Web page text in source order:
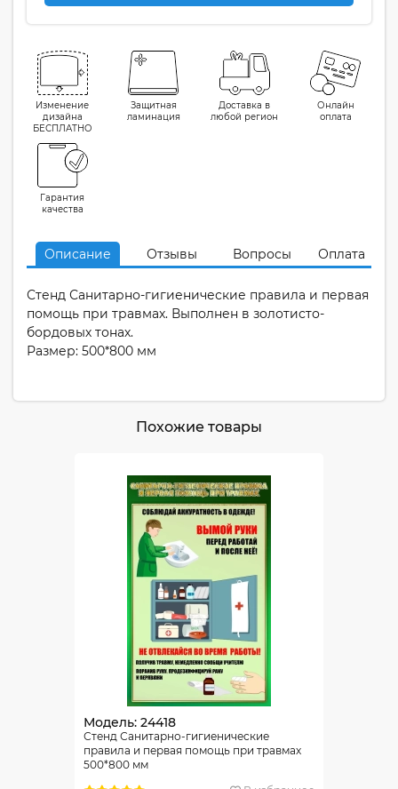
Изменение
дизайна
БЕСПЛАТНО
Защитная
ламинация
Доставка в
любой регион
Онлайн
оплата
Гарантия
качества
Описание Отзывы Вопросы Оплата
Стенд Санитарно-гигиенические правила и первая
помощь при травмах. Выполнен в золотисто-
бордовых тонах.
Размер: 500*800 мм
Похожие товары
Модель: 24418
Стенд Санитарно-гигиенические
правила и первая помощь при травмах
500*800 мм